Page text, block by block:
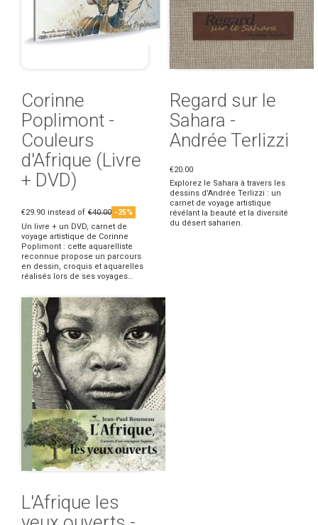
Corinne
Poplimont -
Couleurs
d'Afrique (Livre
+ DVD)
€29.90 instead of €40.00 -25%
Un livre + un DVD, carnet de
voyage artistique de Corinne
Poplimont : cette aquarelliste
reconnue propose un parcours
en dessin, croquis et aquarelles
réalisés lors de ses voyages…
Regard sur le
Sahara -
Andrée Terlizzi
€20.00
Explorez le Sahara à travers les
dessins d’Andrée Terlizzi : un
carnet de voyage artistique
révélant la beauté et la diversité
du désert saharien.
L'Afrique les